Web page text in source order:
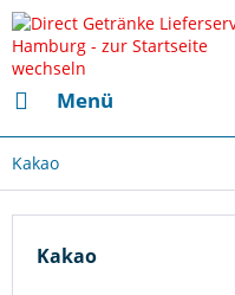
Menü
Kakao
Kakao